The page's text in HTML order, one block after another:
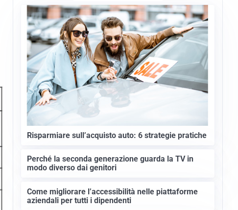
Risparmiare sull’acquisto auto: 6 strategie pratiche
Perché la seconda generazione guarda la TV in
modo diverso dai genitori
Come migliorare l’accessibilità nelle piattaforme
aziendali per tutti i dipendenti